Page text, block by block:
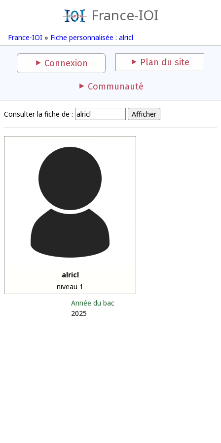
France-IOI
France-IOI » Fiche personnalisée : alricl
Connexion Plan du site
Communauté
Consulter la fiche de :
alricl
niveau 1
Année du bac
2025